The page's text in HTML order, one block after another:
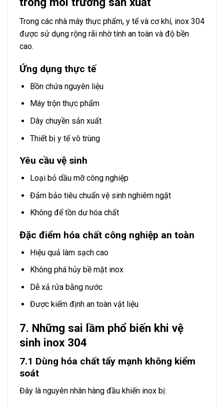
Trong các nhà máy thực phẩm, y tế và cơ khí, inox 304
được sử dụng rộng rãi nhờ tính an toàn và độ bền
cao.
Ứng dụng thực tế
Bồn chứa nguyên liệu
Máy trộn thực phẩm
Dây chuyền sản xuất
Thiết bị y tế vô trùng
Yêu cầu vệ sinh
Loại bỏ dầu mỡ công nghiệp
Đảm bảo tiêu chuẩn vệ sinh nghiêm ngặt
Không để tồn dư hóa chất
Đặc điểm hóa chất công nghiệp an toàn
Hiệu quả làm sạch cao
Không phá hủy bề mặt inox
Dễ xả rửa bằng nước
Được kiểm định an toàn vật liệu
7. Những sai lầm phổ biến khi vệ
sinh inox 304
7.1 Dùng hóa chất tẩy mạnh không kiểm
soát
Đây là nguyên nhân hàng đầu khiến inox bị: